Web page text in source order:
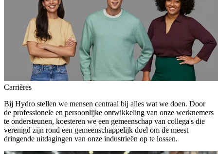
Carrières
Bij Hydro stellen we mensen centraal bij alles wat we doen. Door
de professionele en persoonlijke ontwikkeling van onze werknemers
te ondersteunen, koesteren we een gemeenschap van collega's die
verenigd zijn rond een gemeenschappelijk doel om de meest
dringende uitdagingen van onze industrieën op te lossen.